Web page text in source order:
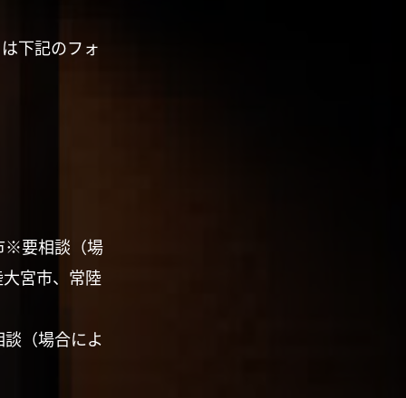
下記のフォ
※要相談（場
宮市、常陸
（場合によ